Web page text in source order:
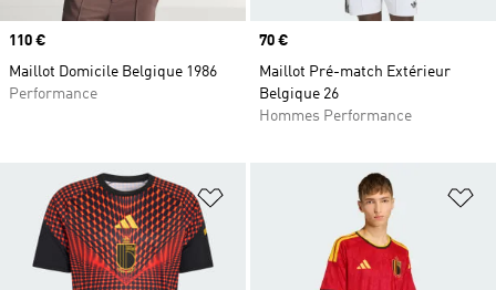
Prix
110 €
Maillot Domicile Belgique 1986
Performance
Prix
70 €
Maillot Pré-match Extérieur
Belgique 26
Hommes Performance
Ajouter à la Liste de produits